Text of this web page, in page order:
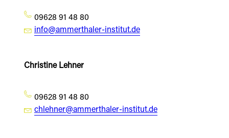
09628 91 48 80
info@ammerthaler-institut.de
Christine Lehner
09628 91 48 80
chlehner@ammerthaler-institut.de